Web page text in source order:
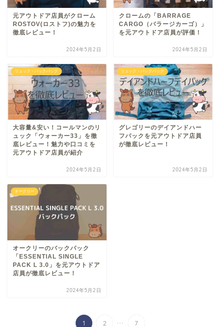
元アウトドア店員がクローム
ROSTOV(ロストフ)の魅力を
徹底レビュー！
2024年5月2日
クロームの「BARRAGE
CARGO（バラージカーゴ）」
を元アウトドア店員が評価！
2024年5月2日
リュック・バックパック
大容量&安い！コールマンのリ
ュック「ウォーカー33」を徹
底レビュー！魅力や口コミを
元アウトドア店員が紹介
2024年5月2日
リュック・バックパック
グレゴリーのデイアンドハー
フパックを元アウトドア店員
が徹底レビュー！
2024年5月2日
オークリー
オークリーのバックパック
「ESSENTIAL SINGLE
PACK L 3.0」を元アウトドア
店員が徹底レビュー！
2024年5月2日
1 2 ... 7